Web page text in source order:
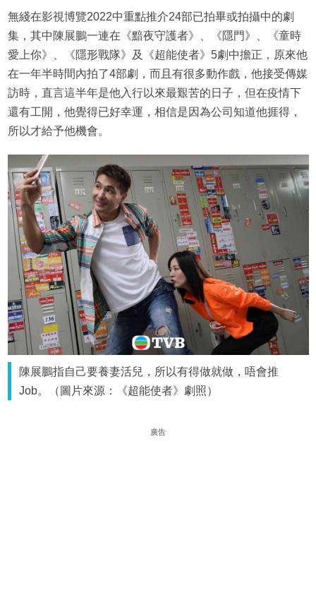
無綫在影視博覽2022中重點推介24部已拍畢或拍攝中的劇
集，其中陳展鵬一連在《黯夜守護者》、《隱門》、《童時
愛上你》、《隱形戰隊》及《超能使者》5劇中擔正，原來他
在一年半時間內拍了4部劇，而且有很多動作戲，他接受傳媒
訪時，直言這半年是他入行以來最艱苦的日子，但在疫情下
還有工開，他覺得已好幸運，相信是因為公司知道他捱得，
所以才給予他機會。
陳展鵬指自己要養妻活兒，所以有得做就做，唔會推
Job。（圖片來源：《超能使者》劇照）
廣告